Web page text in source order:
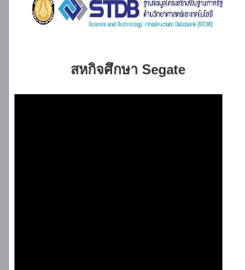
สหกิจศึกษา Segate